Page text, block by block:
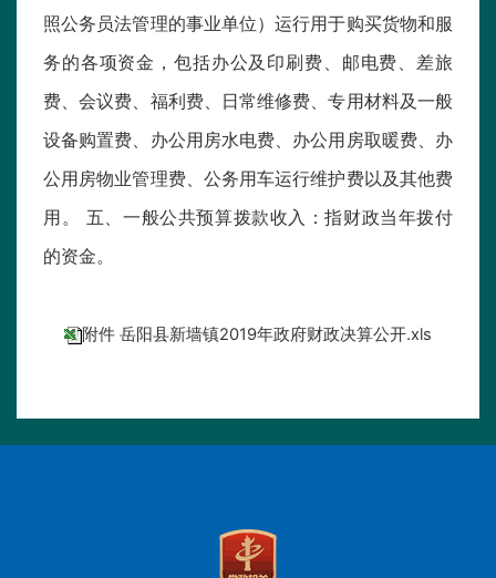
照公务员法管理的事业单位）运行用于购买货物和服
务的各项资金，包括办公及印刷费、邮电费、差旅
费、会议费、福利费、日常维修费、专用材料及一般
设备购置费、办公用房水电费、办公用房取暖费、办
公用房物业管理费、公务用车运行维护费以及其他费
用。 五、一般公共预算拨款收入：指财政当年拨付
的资金。
附件 岳阳县新墙镇2019年政府财政决算公开.xls